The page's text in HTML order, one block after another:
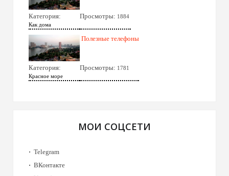
Категория:
Как дома
Просмотры: 1884
Полезные телефоны
Категория:
Красное море
Просмотры: 1781
МОИ СОЦСЕТИ
Telegram
ВКонтакте